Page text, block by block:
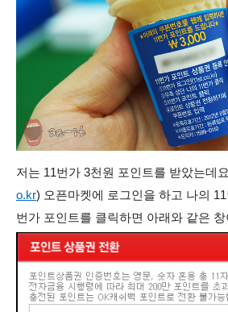
저는 11번가 3천원 포인트를 받았는데
o.kr) 오픈마켓에 로그인을 하고 나의
번가 포인트를 클릭하면 아래와 같은